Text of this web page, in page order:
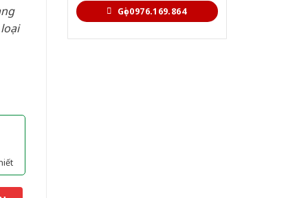
Gọi 0976.169.864